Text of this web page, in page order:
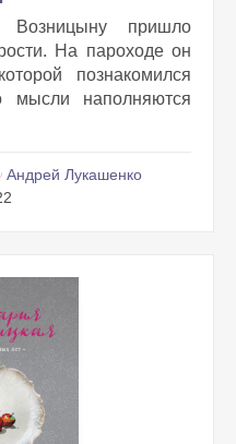
Возницыну пришло
На пароходе он
познакомился
мысли наполняются
Андрей Лукашенко